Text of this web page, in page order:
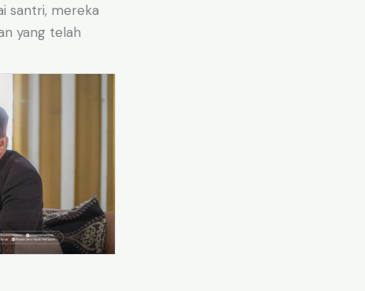
santri, mereka
yang telah